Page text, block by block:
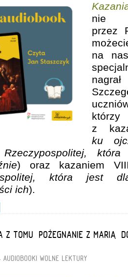
nie
przez
na
z
ku
Rzeczypospolitej,
) oraz kazaniem
która jest
ich).
Z TOMU „POŻEGNANIE Z MARIĄ”
AUDIOBOOKI WOLNE LEKTURY